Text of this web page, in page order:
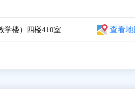
学楼）四楼410室 查看地